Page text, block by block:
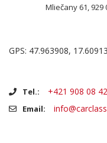
Mliečany 61,
GPS: 47.963908,
Tel.: +421 908 08
Email: